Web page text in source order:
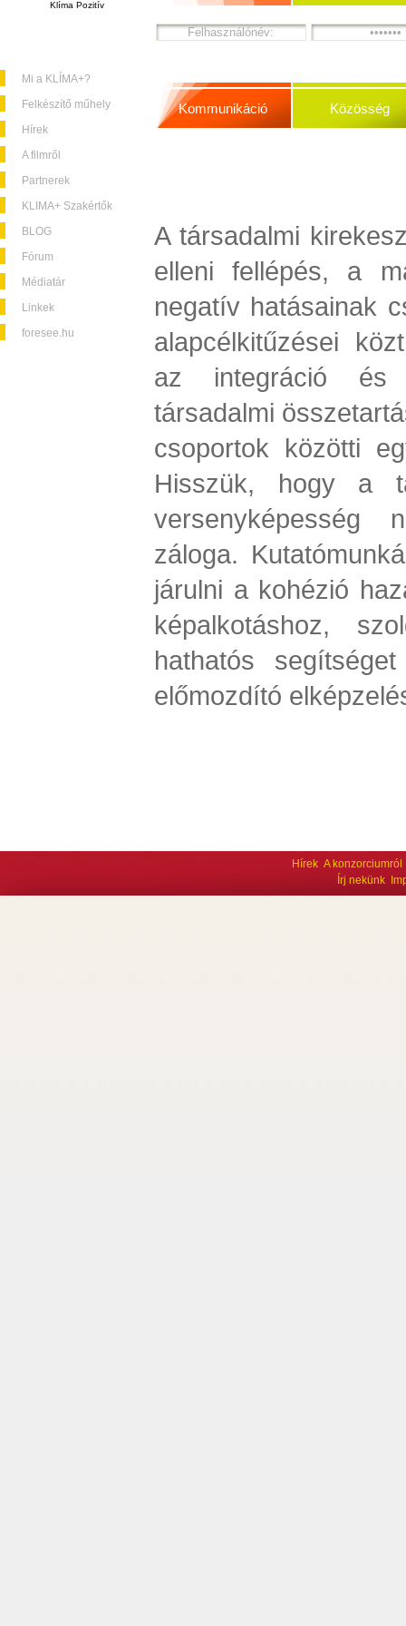
Klíma Pozitív
Mi a KLÍMA+?
Felkészítő műhely
Hírek
A filmről
Partnerek
KLIMA+ Szakértők
BLOG
Fórum
Médiatár
Linkek
foresee.hu
Kommunikáció Közösség
A társadalmi
elleni fellépés, a
negatív hatásainak
alapcélkitűzései
az integráció és
társadalmi
csoportok közötti
Hisszük, hogy a
versenyképesség
záloga.
járulni a kohézió
képalkotáshoz,
hathatós
előmozdító
Hírek A konzorciumról
Írj nekünk